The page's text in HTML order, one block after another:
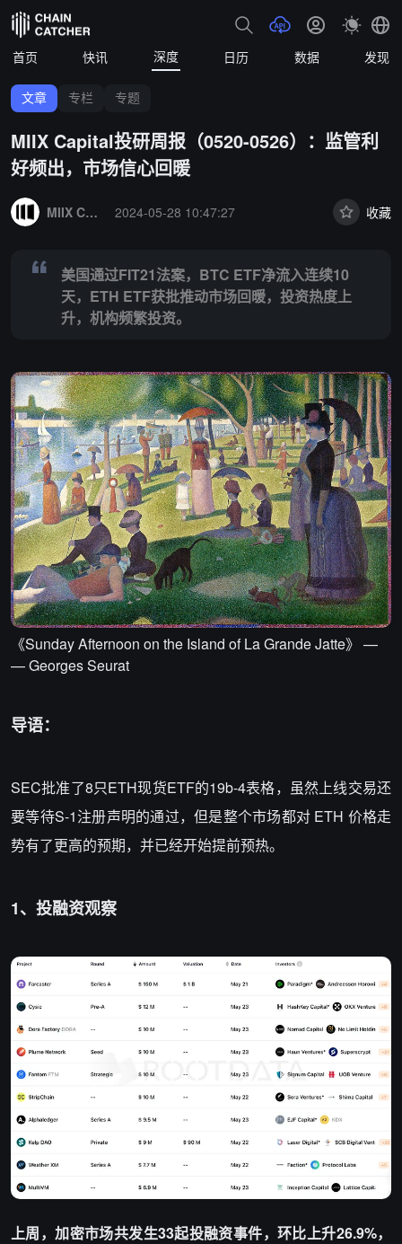
首页 快讯 深度 日历 数据 发现
文章 专栏 专题
MIIX Capital投研周报（0520-0526）：监管利
好频出，市场信心回暖
MIIX Capital
2024-05-28 10:47:27 收藏
美国通过FIT21法案，BTC ETF净流入连续10
天，ETH ETF获批推动市场回暖，投资热度上
升，机构频繁投资。
《Sunday Afternoon on the Island of La Grande Jatte》 —
— Georges Seurat
导语：
SEC批准了8只ETH现货ETF的19b-4表格，虽然上线交易还
要等待S-1注册声明的通过，但是整个市场都对 ETH 价格走
势有了更高的预期，并已经开始提前预热。
1、投融资观察
上周，加密市场共发生33起投融资事件，环比上升26.9%，